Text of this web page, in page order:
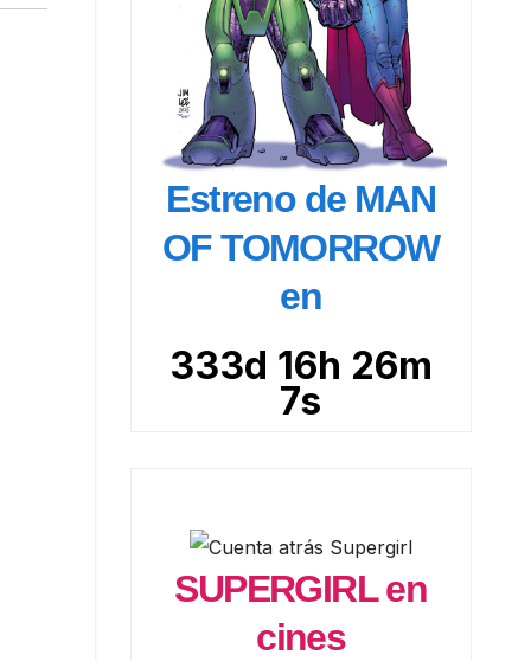
Estreno de MAN
OF TOMORROW
en
333d 16h 26m
6s
SUPERGIRL en
cines